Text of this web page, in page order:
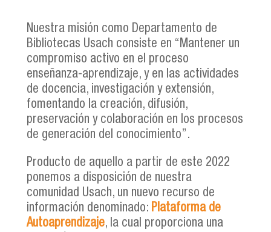
Nuestra misión como Departamento de
Bibliotecas Usach consiste en “Mantener un
compromiso activo en el proceso
enseñanza-aprendizaje, y en las actividades
de docencia, investigación y extensión,
fomentando la creación, difusión,
preservación y colaboración en los procesos
de generación del conocimiento”.
Producto de aquello a partir de este 2022
ponemos a disposición de nuestra
comunidad Usach, un nuevo recurso de
información denominado: Plataforma de
Autoaprendizaje, la cual proporciona una